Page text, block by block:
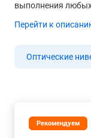
выполнения
Перейти к
Оптические
Рекомендуем